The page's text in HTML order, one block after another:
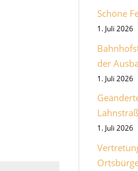
Schöne
1. Juli 2026
der
1. Juli 2026
1. Juli 2026